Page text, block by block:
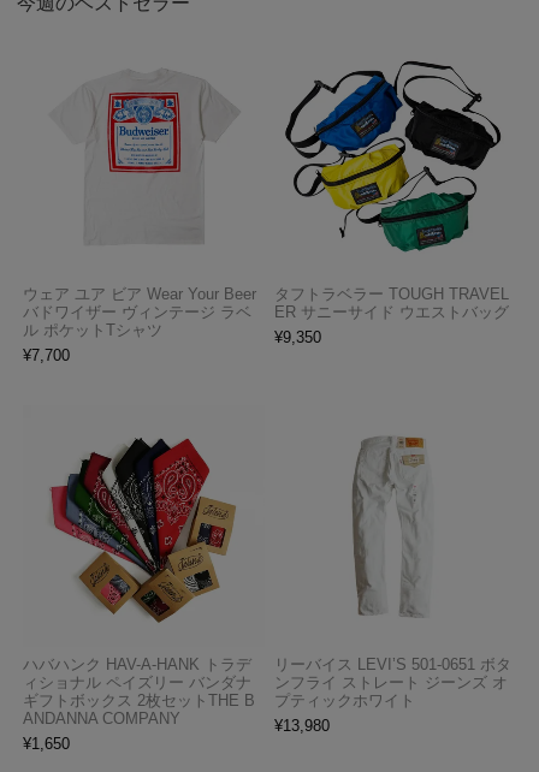
ウェア ユア ビア Wear Your Beer
バドワイザー ヴィンテージ ラベ
ル ポケットTシャツ
¥7,700
タフトラベラー TOUGH TRAVEL
ER サニーサイド ウエストバッグ
¥9,350
ハバハンク HAV-A-HANK トラデ
ィショナル ペイズリー バンダナ
ギフトボックス 2枚セットTHE B
ANDANNA COMPANY
¥1,650
リーバイス LEVI’S 501-0651 ボタ
ンフライ ストレート ジーンズ オ
プティックホワイト
¥13,980